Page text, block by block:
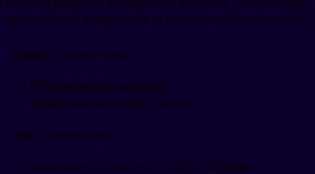
Esta es probablemente la pregunta que más recibo. Ambas estructuras
hablan del futuro en inglés, pero las usamos en situaciones diferentes.
"Going to" lo usamos para:
Planes decididos previamente
Predicciones con evidencia presente
"Will" lo usamos para:
Decisiones espontáneas en el momento de hablar